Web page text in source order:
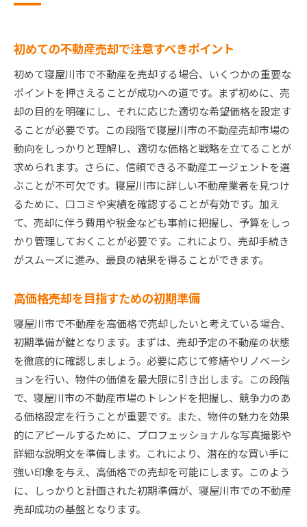
売却時期の見極め方
寝屋川市の地域特性を考慮した戦略
市場分析を活かした価格設定の方法
競争力のある売却戦略を立案する
地域の魅力を最大限に活かした寝屋川市不動産売却
寝屋川市の魅力をアピールする方法
地域の発展計画と不動産価値の関係
購入者に響く地域の魅力的なポイント
地元のイベントや施設を活用する
地域の治安や学区情報の伝え方
寝屋川市不動産売却で価格交渉を有利に進めるコツ
価格交渉で押さえておきたい基本知識
交渉をリードするための心構え
買い手のニーズを見極めた交渉術
価格交渉における柔軟な対応法
プロフェッショナルな交渉の進め方
最大の利益を追求するための交渉テクニック
寝屋川市不動産売却のプロが教える成功するための
秘訣
プロが教える高価格売却のポイント
成功例から学ぶ売却の秘訣
初めての不動産売却で注意すべきポイント
初めて寝屋川市で不動産を売却する場合、いくつかの重要な
ポイントを押さえることが成功への道です。まず初めに、売
却の目的を明確にし、それに応じた適切な希望価格を設定す
ることが必要です。この段階で寝屋川市の不動産売却市場の
動向をしっかりと理解し、適切な価格と戦略を立てることが
求められます。さらに、信頼できる不動産エージェントを選
ぶことが不可欠です。寝屋川市に詳しい不動産業者を見つけ
るために、口コミや実績を確認することが有効です。加え
て、売却に伴う費用や税金なども事前に把握し、予算をしっ
かり管理しておくことが必要です。これにより、売却手続き
がスムーズに進み、最良の結果を得ることができます。
高価格売却を目指すための初期準備
寝屋川市で不動産を高価格で売却したいと考えている場合、
初期準備が鍵となります。まずは、売却予定の不動産の状態
を徹底的に確認しましょう。必要に応じて修繕やリノベーシ
ョンを行い、物件の価値を最大限に引き出します。この段階
で、寝屋川市の不動産市場のトレンドを把握し、競争力のあ
る価格設定を行うことが重要です。また、物件の魅力を効果
的にアピールするために、プロフェッショナルな写真撮影や
詳細な説明文を準備します。これにより、潜在的な買い手に
強い印象を与え、高価格での売却を可能にします。このよう
に、しっかりと計画された初期準備が、寝屋川市での不動産
売却成功の基盤となります。